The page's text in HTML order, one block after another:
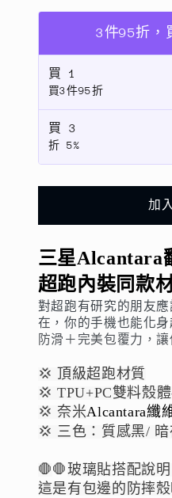
星
Alcantara
翻
毛
皮
手
機
超
內
裝
同
款
材
質
數
量
減
星
翻
手
超
內
裝
同
款
材
質
數
量
增
3件95折，
買 1
買3件95折
買 3
折 5%
加
三星Alcantara
超跑內裝同款
對超跑有研究的朋友
在，你的手機也能化身
防滑＋完美包覆力，
💢 頂級超跑材質
💢 TPU+PC雙料殼
💢奈米Alcantara纖
💢 三色：質感黑/
🛑🛑玻璃貼搭配說明
這是有包邊的防摔